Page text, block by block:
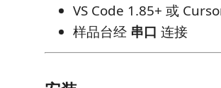
VS Code 1.85+ 或
样品台经 串口 连接